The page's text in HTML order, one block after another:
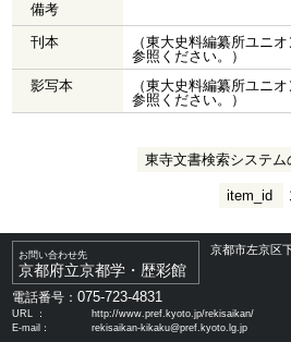
備考
刊本
（東大史料編纂所ユニ
参照ください。）
影写本
（東大史料編纂所ユニ
参照ください。）
東寺文書検索システム
item_id
お問い合わせ先
京都府立京都学・歴彩館
京都市左京区
電話番号：075-723-4831
URL ：
http://www.pref.kyoto.jp/rekisaikan/
E-mail：
rekisaikan-kikaku@pref.kyoto.lg.jp